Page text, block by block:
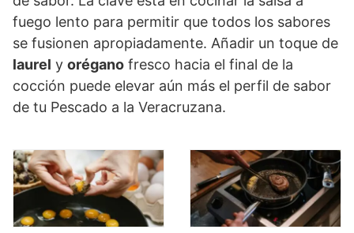
fuego lento para permitir que todos los sabores
se fusionen apropiadamente. Añadir un toque de
laurel y orégano fresco hacia el final de la
cocción puede elevar aún más el perfil de sabor
de tu Pescado a la Veracruzana.